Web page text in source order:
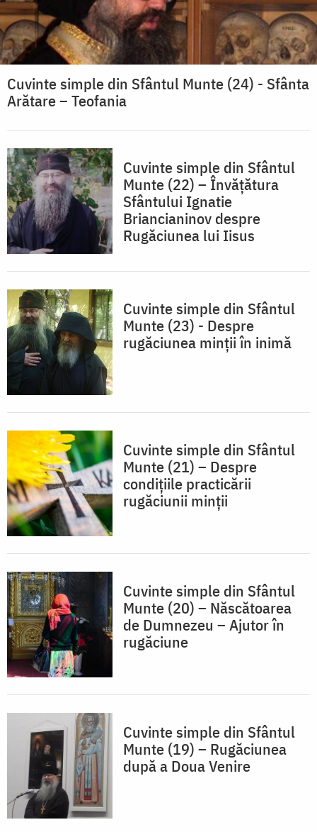
Cuvinte simple din Sfântul Munte (24) - Sfânta
Arătare – Teofania
Cuvinte simple din Sfântul
Munte (22) – Învăţătura
Sfântului Ignatie
Briancianinov despre
Rugăciunea lui Iisus
Cuvinte simple din Sfântul
Munte (23) - Despre
rugăciunea minţii în inimă
Cuvinte simple din Sfântul
Munte (21) – Despre
condiţiile practicării
rugăciunii minţii
Cuvinte simple din Sfântul
Munte (20) – Născătoarea
de Dumnezeu – Ajutor în
rugăciune
Cuvinte simple din Sfântul
Munte (19) – Rugăciunea
după a Doua Venire